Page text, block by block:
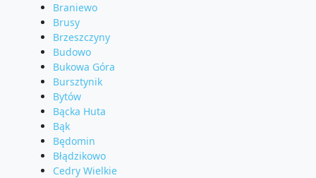
Braniewo
Brusy
Brzeszczyny
Budowo
Bukowa Góra
Bursztynik
Bytów
Bącka Huta
Bąk
Będomin
Błądzikowo
Cedry Wielkie